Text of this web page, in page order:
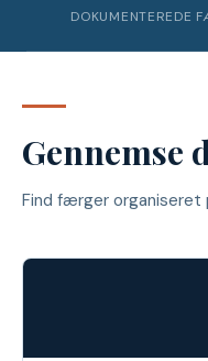
DOKUMENTEREDE
Gennemse
Find færger organiseret